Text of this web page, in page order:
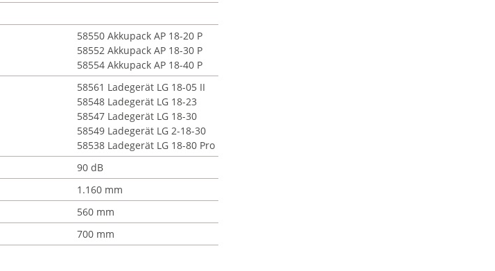
58550 Akkupack AP 18-20 P
58552 Akkupack AP 18-30 P
58554 Akkupack AP 18-40 P
58561 Ladegerät LG 18-05 II
58548 Ladegerät LG 18-23
58547 Ladegerät LG 18-30
58549 Ladegerät LG 2-18-30
58538 Ladegerät LG 18-80 Pro
90 dB
1.160 mm
560 mm
700 mm